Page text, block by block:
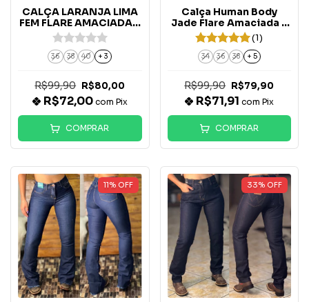
CALÇA LARANJA LIMA
FEM FLARE AMACIADA -
467
36 38 40 + 3
R$99,90 R$80,00
R$72,00 com Pix
COMPRAR
Calça Human Body
Jade Flare Amaciada -
10246 (1)
34 36 38 + 5
R$99,90 R$79,90
R$71,91 com Pix
COMPRAR
11% OFF 33% OFF